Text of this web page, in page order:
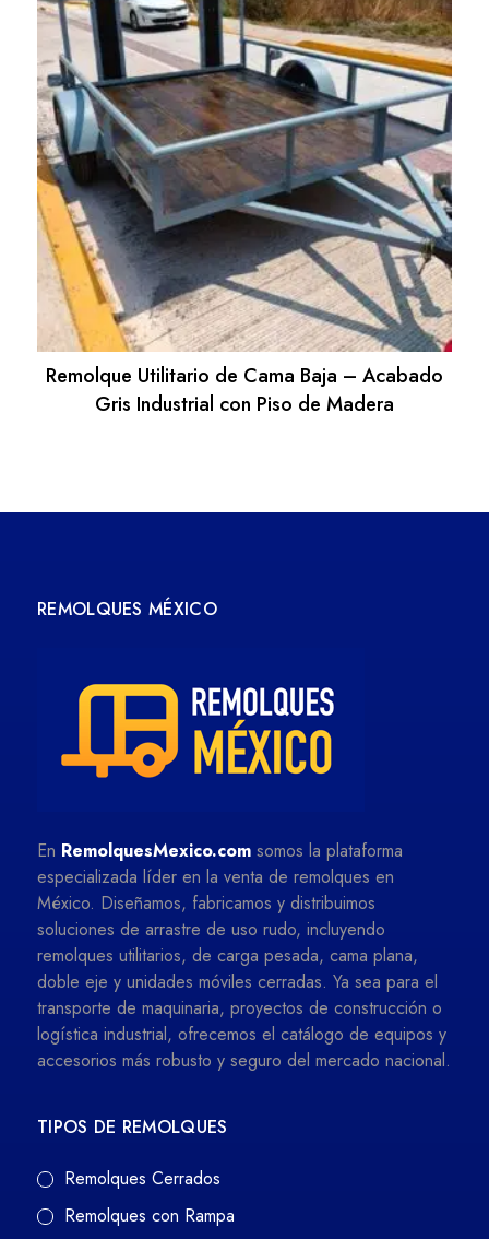
Remolque Utilitario de Cama Baja – Acabado
Gris Industrial con Piso de Madera
REMOLQUES MÉXICO
En RemolquesMexico.com somos la plataforma
especializada líder en la venta de remolques en
México. Diseñamos, fabricamos y distribuimos
soluciones de arrastre de uso rudo, incluyendo
remolques utilitarios, de carga pesada, cama plana,
doble eje y unidades móviles cerradas. Ya sea para el
transporte de maquinaria, proyectos de construcción o
logística industrial, ofrecemos el catálogo de equipos y
accesorios más robusto y seguro del mercado nacional.
TIPOS DE REMOLQUES
Remolques Cerrados
Remolques con Rampa